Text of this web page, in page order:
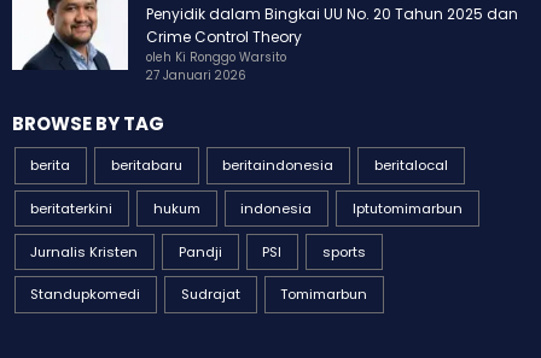
Penyidik dalam Bingkai UU No. 20 Tahun 2025 dan
Crime Control Theory
oleh Ki Ronggo Warsito
27 Januari 2026
BROWSE BY TAG
berita beritabaru beritaindonesia beritalocal
beritaterkini hukum indonesia Iptutomimarbun
Jurnalis Kristen Pandji PSI sports
Standupkomedi Sudrajat Tomimarbun